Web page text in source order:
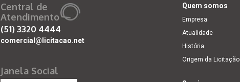
Central de
Atendimento
(51)3320 4444
comercial@licitacao.net
Janela Social
Quem somos
Empresa
Atualidade
História
Origem da Licitação